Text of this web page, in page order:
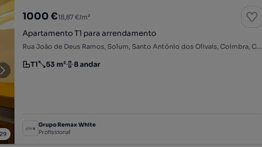
29
1000 €18,87 €/m²
Apartamento T1 para arrendamento
Rua João de Deus Ramos, Solum, Santo António dos Olivais, Coimbra, Coimbra
Tipologia
T1
Preço por metro quadrado
53 m²
Andar 8 andar
Grupo Remax White
Profissional